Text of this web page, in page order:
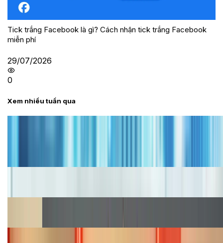
Tick trắng Facebook là gì? Cách nhận tick trắng Facebook
miễn phí
29/07/2026
0
Xem nhiều tuần qua